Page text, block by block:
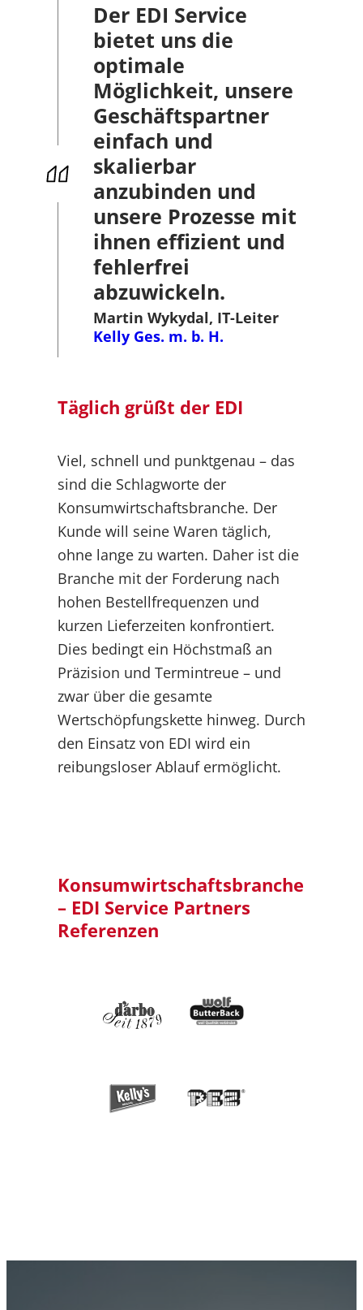
Der EDI Service
bietet uns die
optimale
Möglichkeit, unsere
Geschäftspartner
einfach und
skalierbar
anzubinden und
unsere Prozesse mit
ihnen effizient und
fehlerfrei
abzuwickeln.
Martin Wykydal, IT-Leiter
Kelly Ges. m. b. H.
Täglich grüßt der EDI
Viel, schnell und punktgenau – das
sind die Schlagworte der
Konsumwirtschaftsbranche. Der
Kunde will seine Waren täglich,
ohne lange zu warten. Daher ist die
Branche mit der Forderung nach
hohen Bestellfrequenzen und
kurzen Lieferzeiten konfrontiert.
Dies bedingt ein Höchstmaß an
Präzision und Termintreue – und
zwar über die gesamte
Wertschöpfungskette hinweg. Durch
den Einsatz von EDI wird ein
reibungsloser Ablauf ermöglicht.
Konsumwirtschaftsbranche
– EDI Service Partners
Referenzen